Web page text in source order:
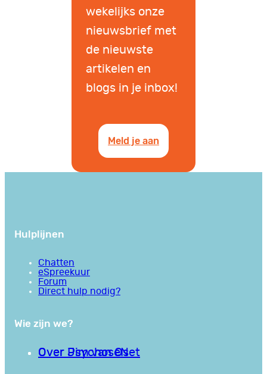
wekelijks onze
nieuwsbrief met
de nieuwste
artikelen en
blogs in je inbox!
Meld je aan
Hulplijnen
Chatten
eSpreekuur
Forum
Direct hulp nodig?
Wie zijn we?
Over PsychoseNet
Over Jim van Os